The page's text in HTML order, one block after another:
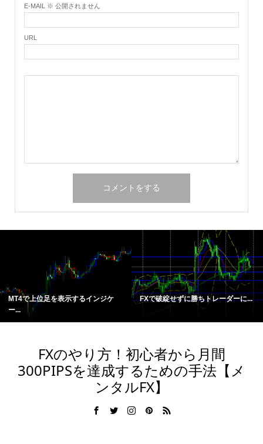
E-MAIL ※ 公開されません
URL
MT4で上位足を表示するインジケ
ー...
FXで破綻せずに勝ちトレーダーに...
FXのやり方！初心者から月間
300PIPSを達成するための手法【メ
ンタルFX】